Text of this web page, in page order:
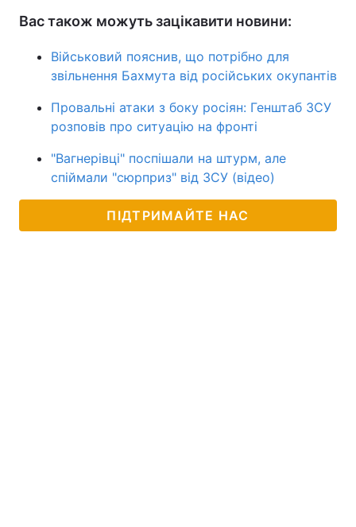
Вас також можуть зацікавити новини:
Військовий пояснив, що потрібно для
звільнення Бахмута від російських окупантів
Провальні атаки з боку росіян: Генштаб ЗСУ
розповів про ситуацію на фронті
"Вагнерівці" поспішали на штурм, але
спіймали "сюрприз" від ЗСУ (відео)
ПІДТРИМАЙТЕ НАС